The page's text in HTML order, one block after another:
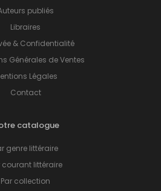
publiés
Libraires
& Confidentialité
Générales de Ventes
Légales
Contact
catalogue
genre littéraire
courant littéraire
Par collection